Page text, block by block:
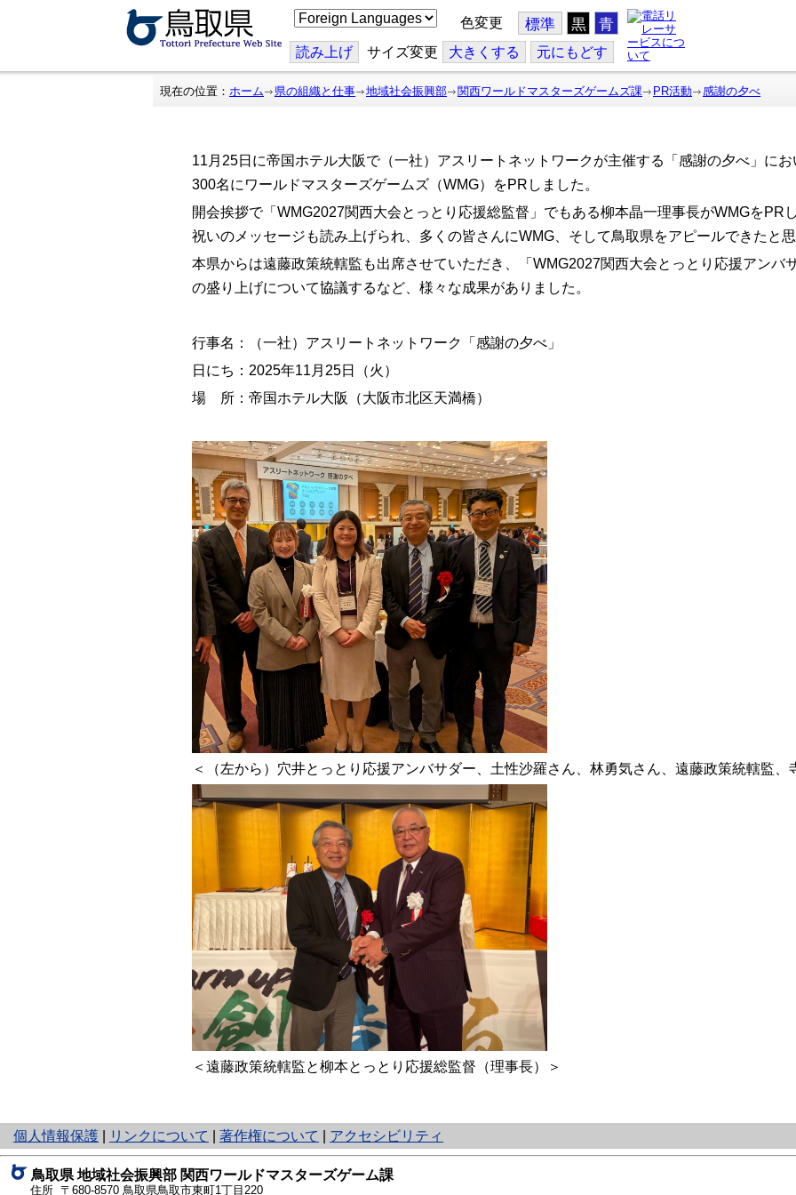
こ
の
ジ
を
翻
色変更 標準 黒 青
読み上げ サイズ変更 大きくする 元にもどす
現在の位置： ホーム 県の組織と仕事 地域社会振興部 関西ワールドマスターズゲームズ課 PR活動 感謝の夕べ
11月25日に帝国ホテル大阪で（一社）アスリートネットワークが主催する「感謝の夕べ」に
300名にワールドマスターズゲームズ（WMG）をPRしました。
開会挨拶で「WMG2027関西大会とっとり応援総監督」でもある柳本晶一理事長がWMGをPR
祝いのメッセージも読み上げられ、多くの皆さんにWMG、そして鳥取県をアピールできたと思
本県からは遠藤政策統轄監も出席させていただき、「WMG2027関西大会とっとり応援アンバ
の盛り上げについて協議するなど、様々な成果がありました。
行事名：（一社）アスリートネットワーク「感謝の夕べ」
日にち：2025年11月25日（火）
場 所：帝国ホテル大阪（大阪市北区天満橋）
＜（左から）穴井とっとり応援アンバサダー、土性沙羅さん、林勇気さん、遠藤政策統轄監、
＜遠藤政策統轄監と柳本とっとり応援総監督（理事長）＞
個人情報保護
と
り
ネ
ッ
リンクについて 著作権について アクセシビリティ
鳥取県 地域社会振興部 関西ワールドマスターズゲーム課
住所 〒680-8570 鳥取県鳥取市東町1丁目220